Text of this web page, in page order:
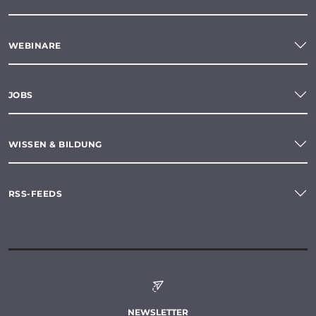
WEBINARE
JOBS
WISSEN & BILDUNG
RSS-FEEDS
NEWSLETTER